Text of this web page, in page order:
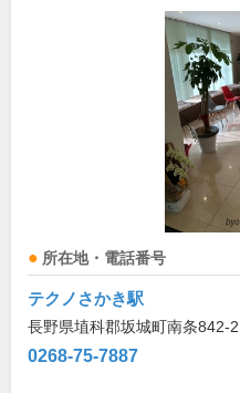
所在地・電話番号
テクノさかき駅
長野県埴科郡坂城町南条842-2
0268-75-7887